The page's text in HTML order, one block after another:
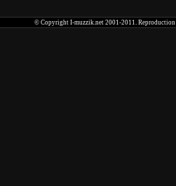
© Copyright I-muzzik.net 2001-2011. Reproduction